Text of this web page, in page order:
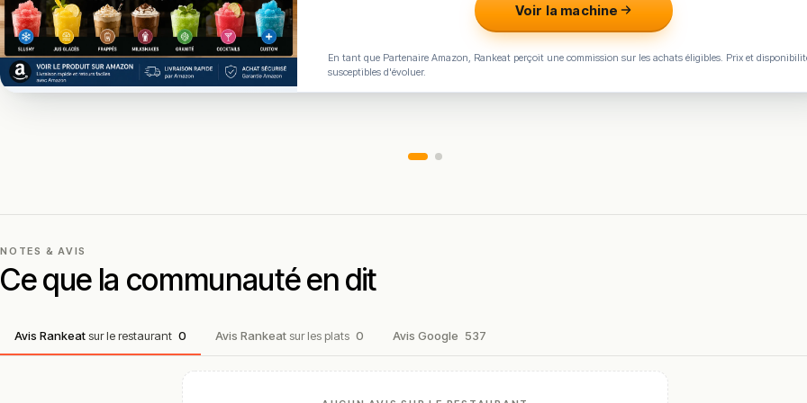
La carte change-t-elle souvent ?
Faut-il réserver chez Jeff Cuisine sincère ?
Conclusion
et de saison, portée par un chef-patron impliqué qui signe chaque assiette avec exigence.
Entre carte courte évolutive, produits normands soignés et service chaleureux, l’expérience séduit les amateurs de cuisine
!
Texte généré par intelligence artificielle, en attente de validation humaine.
Voir la machine
En tant que Partenaire Amazon, Rankeat perçoit une commission sur les achats éligibles. Prix et
susceptibles d'évoluer.
NOTES & AVIS
Ce que la communauté en dit
Avis Rankeatsur le restaurant 0 Avis Rankeat sur les plats 0 Avis Google 537